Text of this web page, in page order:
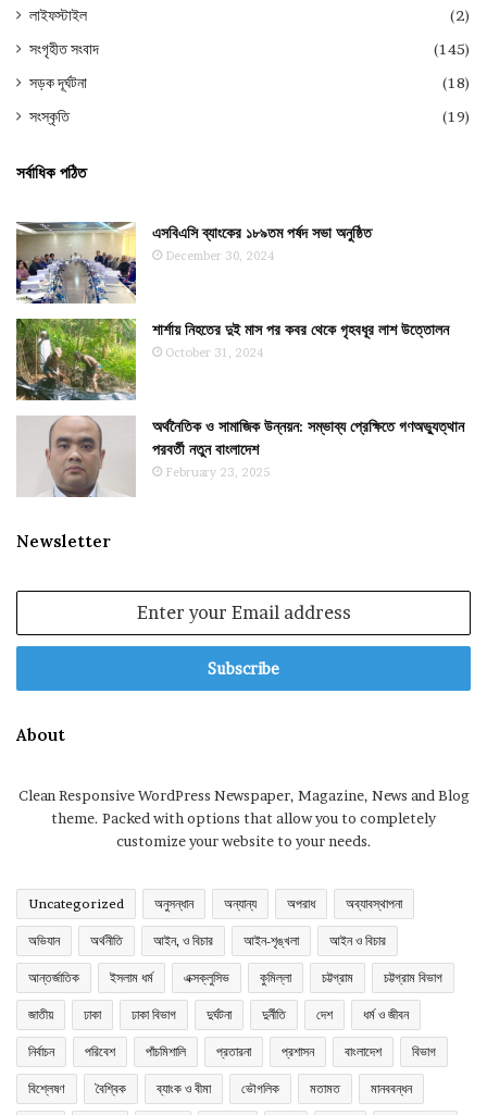
লাইফস্টাইল
(2)
সংগৃহীত সংবাদ
(145)
সড়ক দূর্ঘটনা
(18)
সংস্কৃতি
(19)
সর্বাধিক পঠিত
এসবিএসি ব্যাংকের ১৮৯তম পর্ষদ সভা অনুষ্ঠিত
December 30, 2024
শার্শায় নিহতের দুই মাস পর কবর থেকে গৃহবধূর লাশ উত্তোলন
October 31, 2024
অর্থনৈতিক ও সামাজিক উন্নয়ন: সম্ভাব্য প্রেক্ষিতে গণঅভ্যুত্থান
পরবর্তী নতুন বাংলাদেশ
February 23, 2025
Newsletter
Email
About
Clean Responsive WordPress Newspaper, Magazine, News and Blog
theme. Packed with options that allow you to completely
customize your website to your needs.
Uncategorized অনুসন্ধান অন্যান্য অপরাধ অব্যাবস্থাপনা
অভিযান অর্থনীতি আইন, ও বিচার আইন-শৃঙ্খলা আইন ও বিচার
আন্তর্জাতিক ইসলাম ধর্ম এক্সক্লুসিভ কুমিল্লা চট্টগ্রাম চট্টগ্রাম বিভাগ
জাতীয় ঢাকা ঢাকা বিভাগ দুর্ঘটনা দুর্নীতি দেশ ধর্ম ও জীবন
নির্বাচন পরিবেশ পাঁচমিশালি প্রতারনা প্রশাসন বাংলাদেশ বিভাগ
বিশ্লেষণ বৈশ্বিক ব্যাংক ও বীমা ভৌগলিক মতামত মানববন্ধন